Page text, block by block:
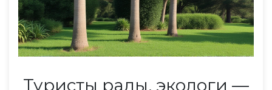
Туристы рады, экологи —